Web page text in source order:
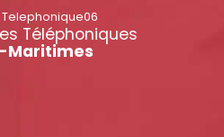
Telephonique06
Téléphoniques
Maritimes